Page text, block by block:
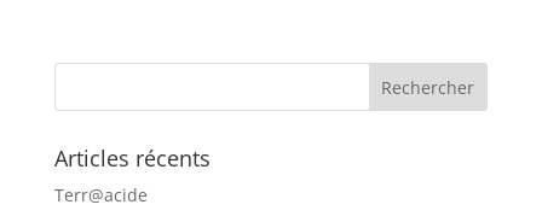
Articles récents
Terr@acide